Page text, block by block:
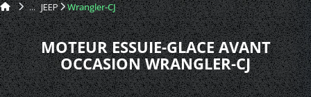
JEEP Wrangler-CJ
MOTEUR ESSUIE-GLACE AVANT
OCCASION WRANGLER-CJ